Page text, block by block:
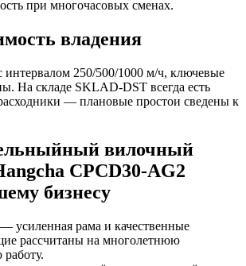
при многочасовых сменах.
владения
250/500/1000 м/ч, ключевые
На складе SKLAD‑DST всегда есть
— плановые простои сведены к
вилочный
CPCD30-AG2
бизнесу
— усиленная рама и качественные
рассчитаны на многолетнюю